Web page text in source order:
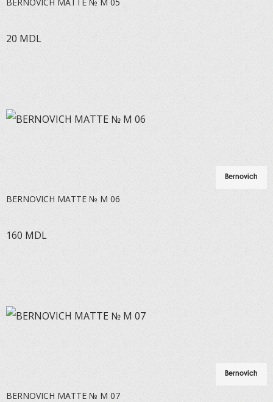
20 MDL
Bernovich
BERNOVICH MATTE № M 06
160 MDL
Bernovich
BERNOVICH MATTE № M 07